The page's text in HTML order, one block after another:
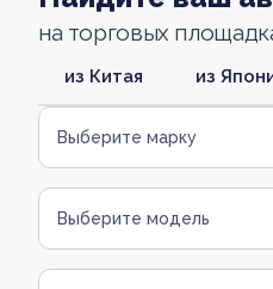
на торговых
из Китая из
Выберите марку
Выберите модель